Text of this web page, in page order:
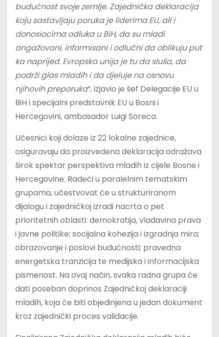
budućnost svoje zemlje. Zajednička deklaracija
koju sastavljaju poruka je liderima EU, ali i
donosiocima odluka u BiH, da su mladi
angažovani, informisani i odlučni da oblikuju put
ka naprijed. Evropska unija je tu da sluša, da
podrži glas mladih i da djeluje na osnovu
njihovih preporuka“, izjavio je šef Delegacije EU u
BiH i specijalni predstavnik EU u Bosni i
Hercegovini, ambasador Luigi Soreca.
Učesnici koji dolaze iz 22 lokalne zajednice,
osiguravaju da proizvedena deklaracija odražava
širok spektar perspektiva mladih iz cijele Bosne i
Hercegovine. Radeći u paralelnim tematskim
grupama, učestvovat će u strukturiranom
dijalogu i zajedničkoj izradi nacrta o pet
prioritetnih oblasti: demokratija, vladavina prava
i javne politike; socijalna kohezija i izgradnja mira;
obrazovanje i poslovi budućnosti; pravedna
energetska tranzicija te medijska i informacijska
pismenost. Na ovaj način, svaka radna grupa će
dati poseban doprinos Zajedničkoj deklaraciji
mladih, koja će biti objedinjena u jedan dokument
kroz zajednički proces validacije.